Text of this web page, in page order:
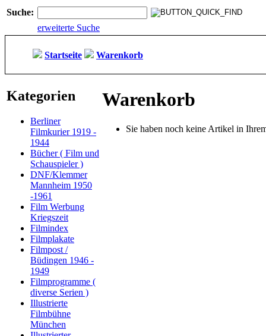
Suche:
erweiterte Suche
Startseite Warenkorb
Kategorien
Berliner
Filmkurier 1919 -
1944
Bücher ( Film und
Schauspieler )
DNF/Klemmer
Mannheim 1950
-1961
Film Werbung
Kriegszeit
Filmindex
Filmplakate
Filmpost /
Büdingen 1946 -
1949
Filmprogramme (
diverse Serien )
Illustrierte
Filmbühne
München
Warenkorb
Sie haben noch keine Artikel in